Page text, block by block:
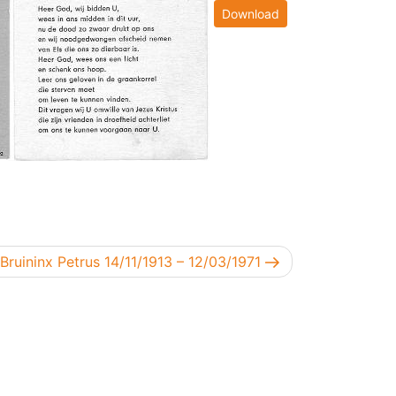
Download
Volgend bericht
Bruininx Petrus 14/11/1913 – 12/03/1971